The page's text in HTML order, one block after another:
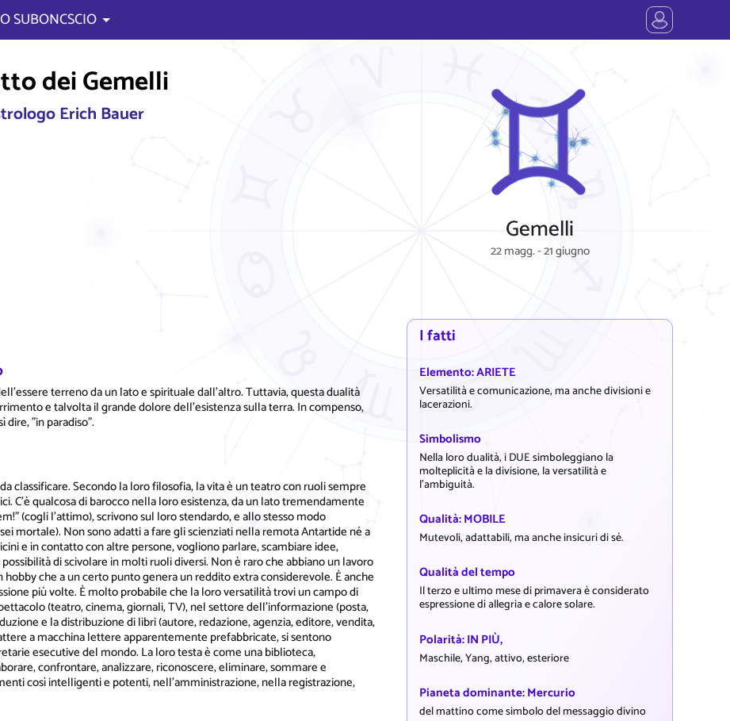
SUBONCSCIO
dei Gemelli
Erich Bauer
terreno da un lato e spirituale dall'altro. Tuttavia, questa dualità
e talvolta il grande dolore dell'esistenza sulla terra. In compenso,
"in paradiso".
classificare. Secondo la loro filosofia, la vita è un teatro con ruoli sempre
C'è qualcosa di barocco nella loro esistenza, da un lato tremendamente
(cogli l'attimo), scrivono sul loro stendardo, e allo stesso modo
mortale). Non sono adatti a fare gli scienziati nella remota Antartide né a
e in contatto con altre persone, vogliono parlare, scambiare idee,
di scivolare in molti ruoli diversi. Non è raro che abbiano un lavoro
che a un certo punto genera un reddito extra considerevole. È anche
più volte. È molto probabile che la loro versatilità trovi un campo di
(teatro, cinema, giornali, TV), nel settore dell'informazione (posta,
e la distribuzione di libri (autore, redazione, agenzia, editore, vendita,
a macchina lettere apparentemente prefabbricate, si sentono
esecutive del mondo. La loro testa è come una biblioteca,
confrontare, analizzare, riconoscere, eliminare, sommare e
così intelligenti e potenti, nell'amministrazione, nella registrazione,
Gemelli
22 magg. - 21 giugno
I fatti
Elemento: ARIETE
Versatilità e comunicazione, ma anche divisioni e
lacerazioni.
Simbolismo
Nella loro dualità, i DUE simboleggiano la
molteplicità e la divisione, la versatilità e
l'ambiguità.
Qualità: MOBILE
Mutevoli, adattabili, ma anche insicuri di sé.
Qualità del tempo
Il terzo e ultimo mese di primavera è considerato
espressione di allegria e calore solare.
Polarità: IN PIÙ,
Maschile, Yang, attivo, esteriore
Pianeta dominante: Mercurio
del mattino come simbolo del messaggio divino